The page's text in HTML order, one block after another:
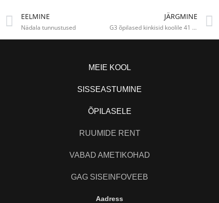
EELMINE
Nädala tunnustused
JÄRGMINE
G3 õpilased kinkisid koolile 41 õppefilmi
MEIE KOOL
SISSEASTUMINE
ÕPILASELE
RUUMIDE RENT
VABAD AMETIKOHAD
GAG SISEINFOVEEB
Aadress